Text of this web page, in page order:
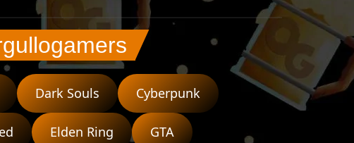
Dark Souls Cyberpunk
Elden Ring GTA